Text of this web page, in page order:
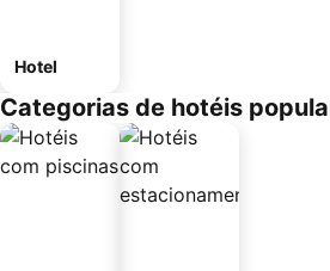
Hotel
Categorias de hotéis